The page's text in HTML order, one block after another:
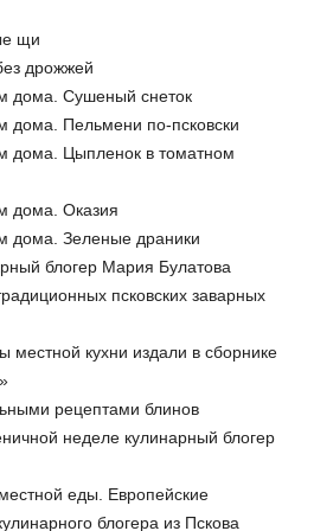
щи
дрожжей
дома. Сушеный снеток
дома. Пельмени по-псковски
дома. Цыпленок в томатном
дома. Оказия
дома. Зеленые драники
блогер Мария Булатова
псковских заварных
местной кухни издали в сборнике
рецептами блинов
неделе кулинарный блогер
еды. Европейские
блогера из Пскова